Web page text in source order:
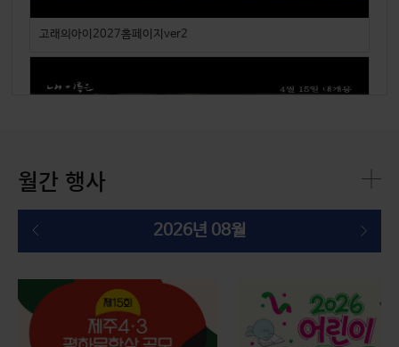
고래의아이2027홈페이지ver2
'내 이름은' 홍보영상_예고편
월간 행사
2026년 08월